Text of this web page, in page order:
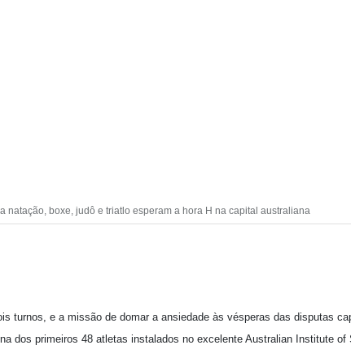
natação, boxe, judô e triatlo esperam a hora H na capital australiana
turnos, e a missão de domar a ansiedade às vésperas das disputas
dos primeiros 48 atletas instalados no excelente Australian Institute